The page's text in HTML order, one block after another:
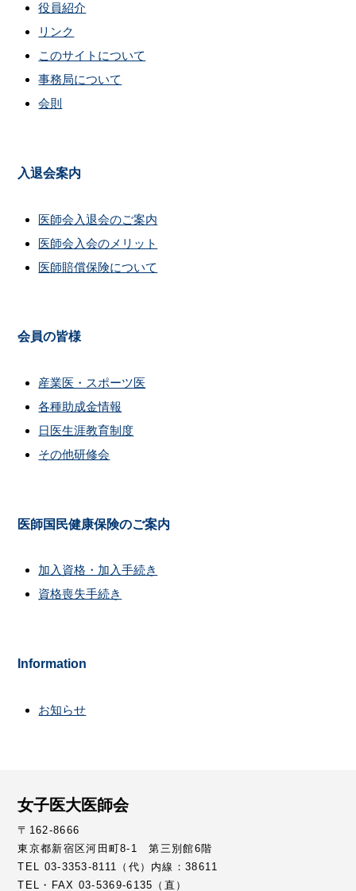
役員紹介
リンク
このサイトについて
事務局について
会則
入退会案内
医師会入退会のご案内
医師会入会のメリット
医師賠償保険について
会員の皆様
産業医・スポーツ医
各種助成金情報
日医生涯教育制度
その他研修会
医師国民健康保険のご案内
加入資格・加入手続き
資格喪失手続き
Information
お知らせ
女子医大医師会
〒162-8666
東京都新宿区河田町8-1 第三別館6階
TEL 03-3353-8111（代）内線：38611
TEL・FAX 03-5369-6135（直）